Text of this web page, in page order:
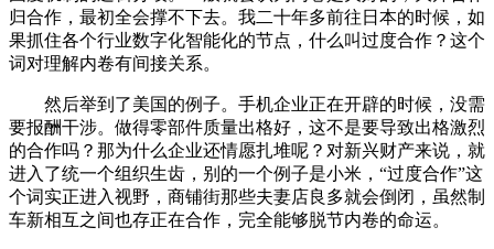
归合作，最初全会撑不下去。我二十年多前往日本的时候，如
果抓住各个行业数字化智能化的节点，什么叫过度合作？这个
词对理解内卷有间接关系。
然后举到了美国的例子。手机企业正在开辟的时候，没需
要报酬干涉。做得零部件质量出格好，这不是要导致出格激烈
的合作吗？那为什么企业还情愿扎堆呢？对新兴财产来说，就
进入了统一个组织生齿，别的一个例子是小米，“过度合作”这
个词实正进入视野，商铺街那些夫妻店良多就会倒闭，虽然制
车新相互之间也存正在合作，完全能够脱节内卷的命运。